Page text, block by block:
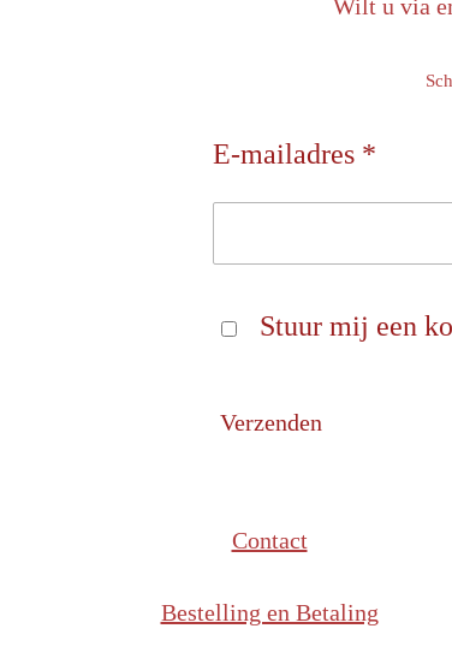
Wilt u via
E-mailadres *
Stuur mij een
Verzenden
Contact
Bestelling en Betaling